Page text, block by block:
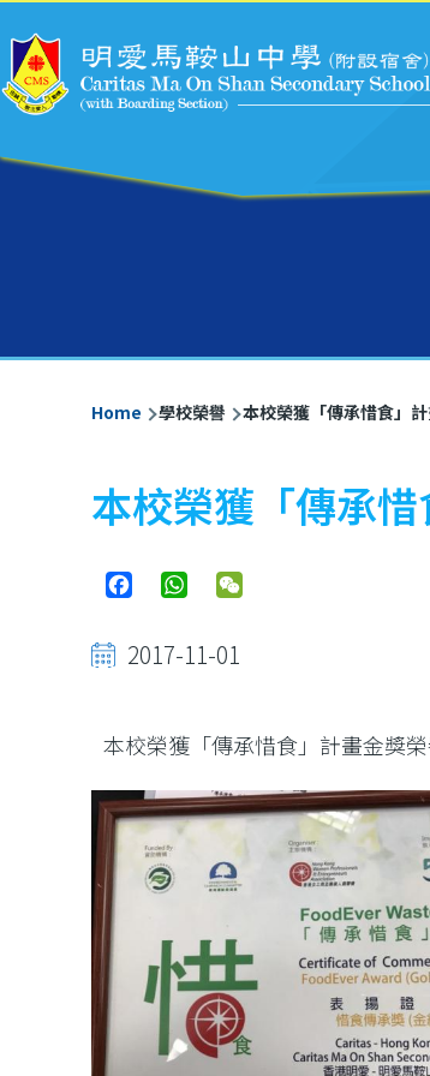
Breadcrumb
Home 學校榮譽 本校榮獲「傳承惜食」
本校榮獲「傳承
FacebookWhatsApp
2017-11-01
本校榮獲「傳承惜食」計畫金獎